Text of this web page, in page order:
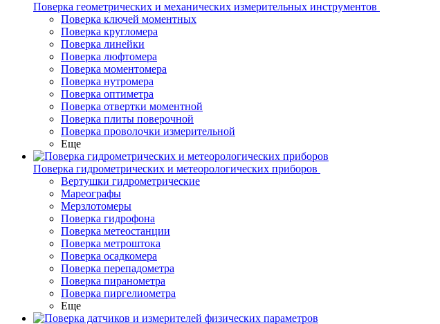
Поверка геометрических и механических измерительных инструментов
Поверка ключей моментных
Поверка кругломера
Поверка линейки
Поверка люфтомера
Поверка моментомера
Поверка нутромера
Поверка оптиметра
Поверка отвертки моментной
Поверка плиты поверочной
Поверка проволочки измерительной
Еще
Поверка гидрометрических и метеорологических приборов
Вертушки гидрометрические
Мареографы
Мерзлотомеры
Поверка гидрофона
Поверка метеостанции
Поверка метроштока
Поверка осадкомера
Поверка перепадометра
Поверка пиранометра
Поверка пиргелиометра
Еще